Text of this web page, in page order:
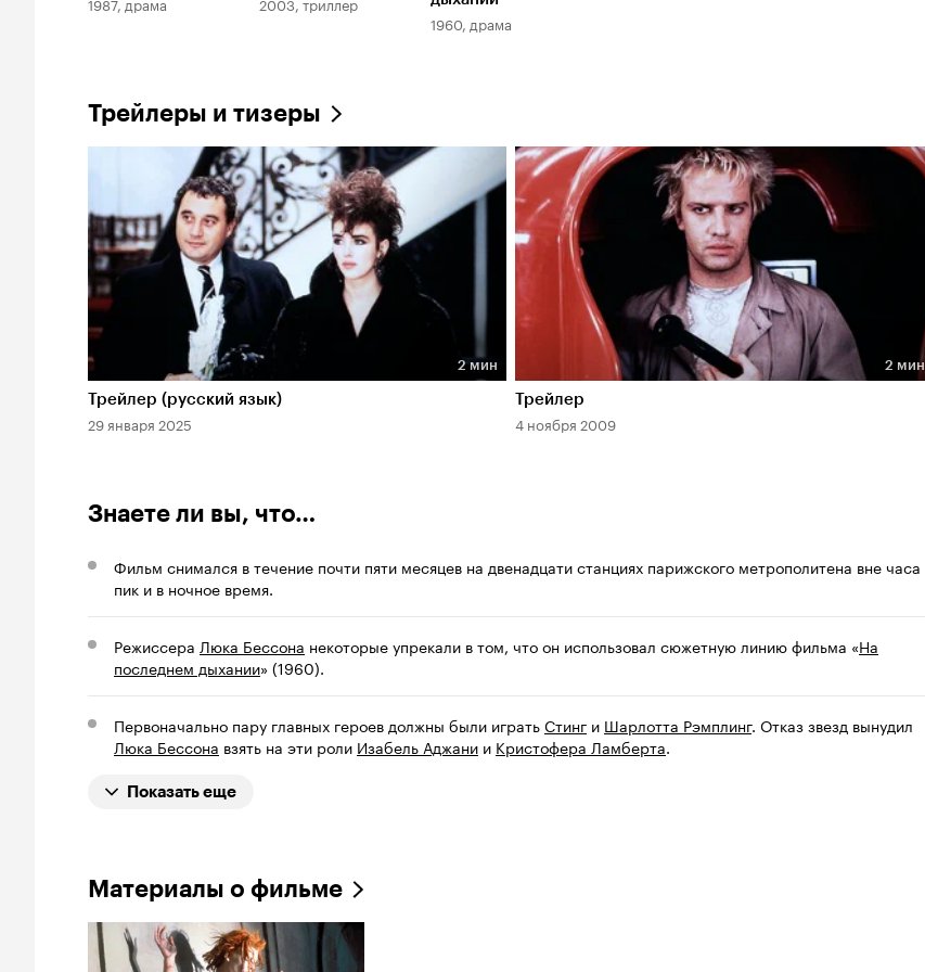
1960, драма
Трейлеры и тизеры
Длительность 2 мин
2 мин
Трейлер (русский язык)
29 января 2025
Длительность 2 мин
2 мин
Трейлер
4 ноября 2009
Знаете ли вы, что…
Фильм снимался в течение почти пяти месяцев на двенадцати станциях парижского метрополитена вне часа
пик и в ночное время.
Режиссера Люка Бессона некоторые упрекали в том, что он использовал сюжетную линию фильма «На
последнем дыхании» (1960).
Первоначально пару главных героев должны были игратьСтинг и Шарлотта Рэмплинг. Отказ звезд вынудил
Люка Бессона взять на эти роли Изабель Аджани и Кристофера Ламберта.
Показать еще
Материалы о фильме